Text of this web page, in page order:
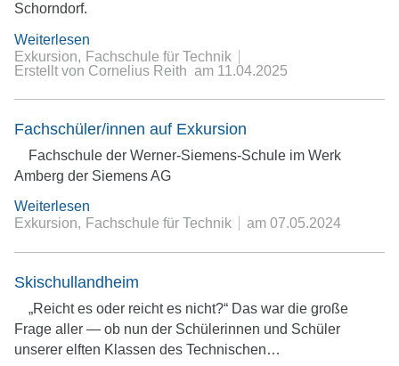
Schorndorf.
Weiterlesen
Exkursion
Fachschule für Technik
Erstellt von Cornelius Reith am 11.04.2025
Fachschüler/innen auf Exkursion
Fachschule der Werner-Siemens-Schule im Werk
Amberg der Siemens AG
Weiterlesen
Exkursion
Fachschule für Technik am 07.05.2024
Skischullandheim
„Reicht es oder reicht es nicht?“ Das war die große
Frage aller — ob nun der Schülerinnen und Schüler
unserer elften Klassen des Technischen…